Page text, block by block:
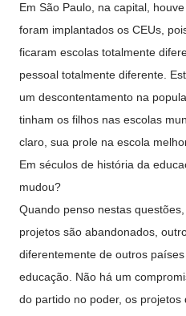
Em São Paulo, na capital,
foram implantados os CEUs,
ficaram escolas totalmente
pessoal totalmente diferente.
um descontentamento na
tinham os filhos nas escolas
claro, sua prole na escola
Em séculos de história da
mudou?
Quando penso nestas
projetos são abandonados,
diferentemente de outros
educação. Não há um
do partido no poder, os